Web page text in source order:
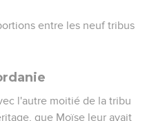
entre les neuf tribus
l'autre moitié de la tribu
que Moïse leur avait